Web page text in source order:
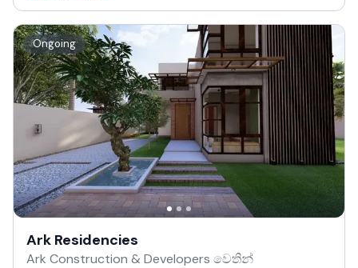
Ongoing
Ark Residencies
Ark Construction & Developers වෙතින්